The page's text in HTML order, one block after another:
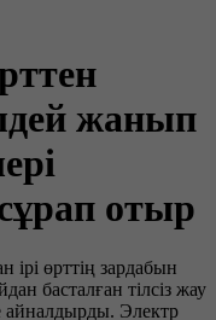
жанып
отыр
ірі өрттің зардабын
басталған тілсіз жау
айналдырды. Электр